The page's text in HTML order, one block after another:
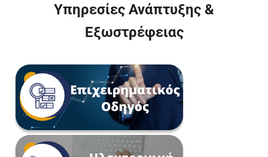
Υπηρεσίες Ανάπτυξης &
Εξωστρέφειας